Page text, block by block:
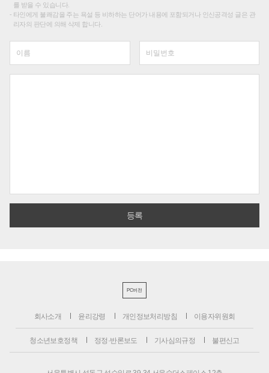
를 받을 수 있습니다.
타인에게 불쾌감을 주는 욕설 등 비하하는 단어가 내용에 포함되거나 인신공격성 글은 관
리자의 판단에 의해 삭제 합니다.
PC버전
회사소개 윤리강령 개인정보처리방침 이용자위원회
청소년보호정책 정정·반론보도 기사심의규정 불편신고